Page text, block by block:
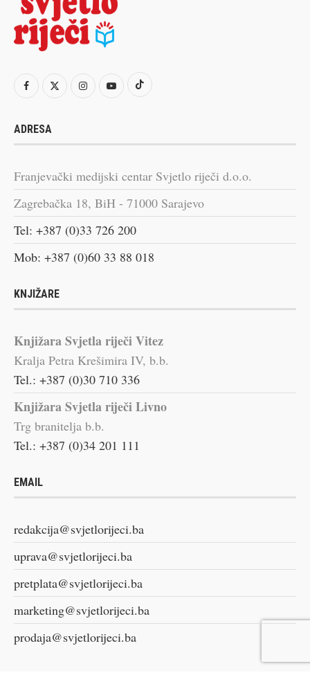
ADRESA
Franjevački medijski centar Svjetlo riječi d.o.o.
Zagrebačka 18, BiH - 71000 Sarajevo
Tel: +387 (0)33 726 200
Mob: +387 (0)60 33 88 018
KNJIŽARE
Knjižara Svjetla riječi Vitez
Kralja Petra Krešimira IV, b.b.
Tel.: +387 (0)30 710 336
Knjižara Svjetla riječi Livno
Trg branitelja b.b.
Tel.: +387 (0)34 201 111
EMAIL
redakcija@svjetlorijeci.ba
uprava@svjetlorijeci.ba
pretplata@svjetlorijeci.ba
marketing@svjetlorijeci.ba
prodaja@svjetlorijeci.ba